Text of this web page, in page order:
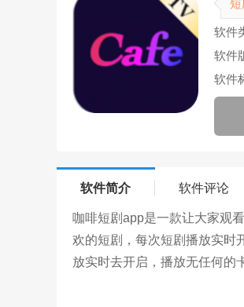
短
软件
软件
软件
软件简介 软件评论
咖啡短剧app是一款让大家观
欢的短剧，每次短剧播放实时
放实时去开启，播放无任何的